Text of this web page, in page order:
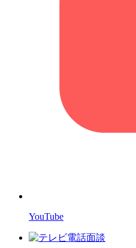
YouTube